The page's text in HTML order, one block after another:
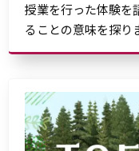
授業を行った体験を
ることの意味を探り